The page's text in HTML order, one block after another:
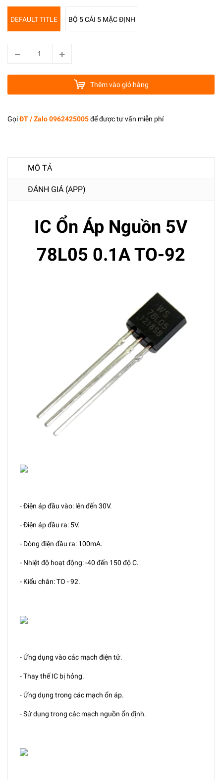
DEFAULT TITLE BỘ 5 CÁI 5 MẶC ĐỊNH
Thêm vào giỏ hàng
GọiĐT / Zalo 0962425005để được tư vấn miễn phí
MÔ TẢ
ĐÁNH GIÁ (APP)
IC Ổn Áp Nguồn 5V
78L05 0.1A TO-92
- Điện áp đầu vào: lên đến 30V.
- Điện áp đầu ra: 5V.
- Dòng điện đầu ra: 100mA.
- Nhiệt độ hoạt động: -40 đến 150 độ C.
- Kiểu chân: TO - 92.
- Ứng dụng vào các mạch điện tử.
- Thay thế IC bị hỏng.
- Ứng dụng trong các mạch ổn áp.
- Sử dụng trong các mạch nguồn ổn định.